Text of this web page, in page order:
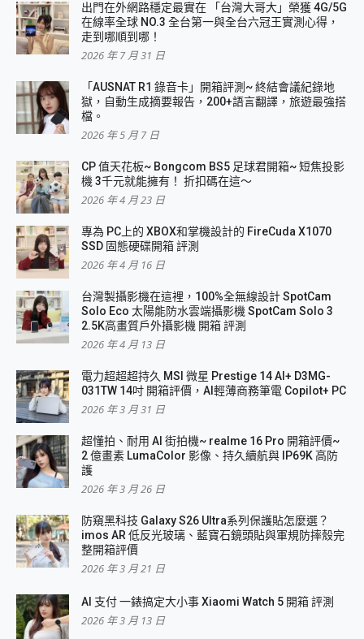
出門在外網路穩定最實在 「台灣大哥大」榮獲 4G/5G
在線率全球 NO.3 全台第一與全台六冠王實測心得，
走到哪順到哪！
2026 年 7 月 31 日
「AUSNAT R1 錄音卡」開箱評測~ 終結會議紀錄地
獄，自動生成摘要報告，200+語言翻譯，旅遊最強搭
檔。
2026 年 5 月 7 日
CP 值天花板~ Bongcom BS5 足球君開箱~ 短焦投影
機 3千元就能擁有！ 折扣碼在這～
2026 年 4 月 23 日
專為 PC上的 XBOX和掌機設計的 FireCuda X1070
SSD 固態硬碟開箱 評測
2026 年 4 月 16 日
台灣製攝影機在這裡，100%全無線設計 SpotCam
Solo Eco 太陽能防水雲端攝影機 SpotCam Solo 3
2.5K高畫質戶外攝影機 開箱 評測
2026 年 4 月 13 日
電力超超超持久 MSI 微星 Prestige 14 AI+ D3MG-
031TW 14吋 開箱評價，AI輕薄商務筆電 Copilot+ PC
2026 年 3 月 31 日
超懂拍、耐用 AI 街拍機~ realme 16 Pro 開箱評價~
2 億畫素 LumaColor 影像、持久續航與 IP69K 高防
護
2026 年 3 月 26 日
防窺黑科技 Galaxy S26 Ultra系列保護貼怎麼選？
imos AR 低反光玻璃、藍寶石鏡頭貼與軍規防摔殼完
整開箱評價
2026 年 3 月 21 日
AI 支付 一錶搞定大小事 Xiaomi Watch 5 開箱 評測
2026 年 3 月 13 日